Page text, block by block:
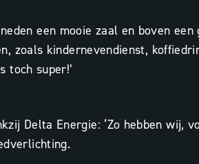
een mooie zaal en boven
kindernevendienst,
toch super!’
Delta Energie: ‘Zo hebben